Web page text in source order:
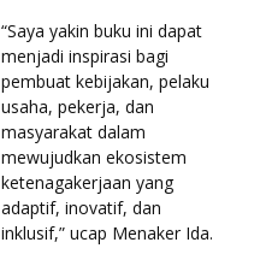
“Saya yakin buku ini dapat
menjadi inspirasi bagi
pembuat kebijakan, pelaku
usaha, pekerja, dan
masyarakat dalam
mewujudkan ekosistem
ketenagakerjaan yang
adaptif, inovatif, dan
inklusif,” ucap Menaker Ida.